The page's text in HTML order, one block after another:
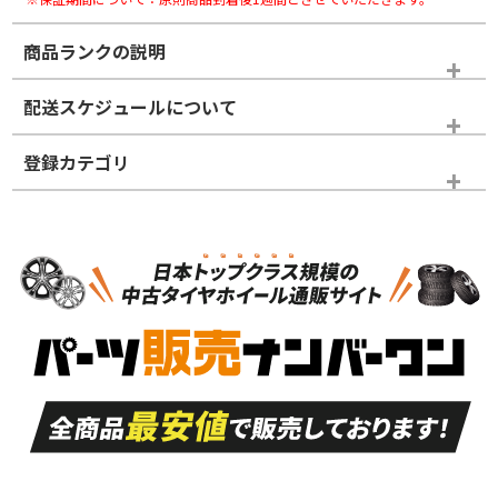
商品ランクの説明
※商品ランクは出品者の主観により判断しておりますので、あら
かじめご了承ください。
ホイールランク
S
品）
S
新車外し品（新古
付き
A
走行距離も少なく、
目立つ傷もほとんど
ない中古品
A
走行距離も少なく、
非常に状態の良い中
古品
配送スケジュールについて
登録カテゴリ
タイヤホイールセット